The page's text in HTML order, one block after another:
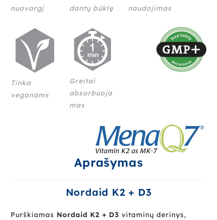
nuovargį
dantų būklę
naudojimas
Tinka
veganams
Greitai
absorbuoja
mas
Aprašymas
Nordaid K2 + D3
Purškiamas Nordaid K2 + D3 vitaminų derinys,